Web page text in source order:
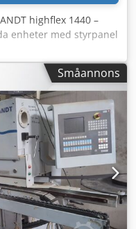
highflex 1440 –
enheter med styrpanel
Limapplicering
Tryckrullar
T Refx Aatjk
2 x enhet för
Plattfräsning
60 mm Max tjocklek
14
maskin
Småannons